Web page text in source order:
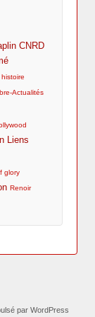
CNRD
Actualités
Liens
glory
Renoir
par WordPress